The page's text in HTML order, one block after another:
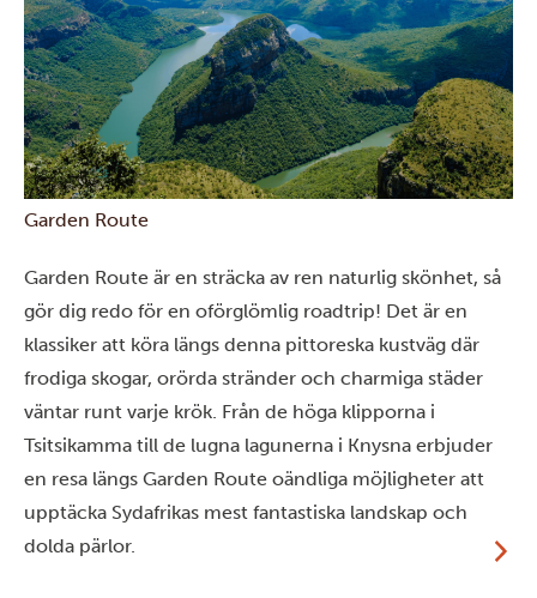
Garden Route
Garden Route är en sträcka av ren naturlig skönhet, så
gör dig redo för en oförglömlig roadtrip! Det är en
klassiker att köra längs denna pittoreska kustväg där
frodiga skogar, orörda stränder och charmiga städer
väntar runt varje krök. Från de höga klipporna i
Tsitsikamma till de lugna lagunerna i Knysna erbjuder
en resa längs Garden Route oändliga möjligheter att
upptäcka Sydafrikas mest fantastiska landskap och
dolda pärlor.